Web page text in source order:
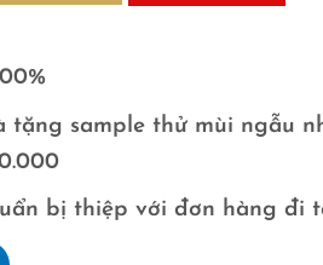
tặng sample thử mùi ngẫu
bị thiệp với đơn hàng đi